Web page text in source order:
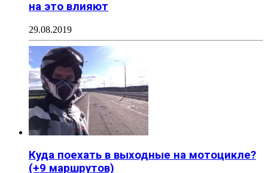
на это влияют
29.08.2019
Куда поехать в выходные на мотоцикле?
(+9 маршрутов)